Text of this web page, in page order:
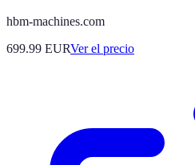
hbm-machines.com
699.99 EURVer el precio